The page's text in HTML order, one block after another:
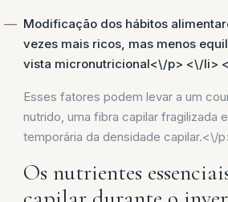
Modificação dos hábitos
vezes mais ricos, mas menos
vista micronutricional<\/p> <\/li>
Esses fatores podem levar a um
nutrido, uma fibra capilar fragilizada
temporária da densidade capilar.<\/
Os nutrientes